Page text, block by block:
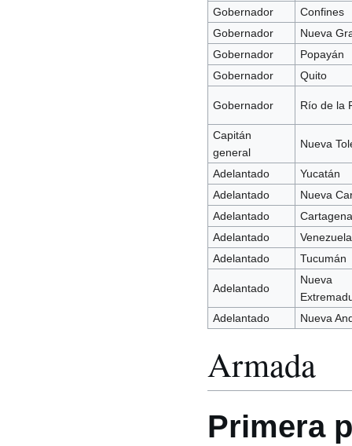
Gobernador
Confines
Gobernador
Nueva
Gobernador
Popayán
Gobernador
Quito
Gobernador Río de la
Capitán
general
Nueva
Adelantado
Yucatán
Adelantado
Nueva
Adelantado
Cartagena
Adelantado
Venezuela
Adelantado
Tucumán
Adelantado
Nueva
Adelantado
Nueva
Armada
Primera